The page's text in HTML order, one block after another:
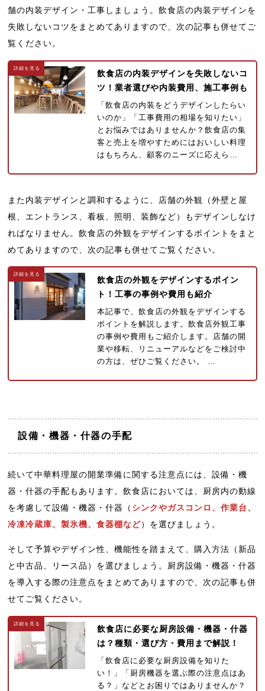
舗の内装デザイン・工事しましょう。飲食店の内装デザインを
失敗しないコツをまとめてありますので、次の記事も併せてご
覧ください。
飲食店の内装デザインを失敗しないコ
ツ！業者選びや内装費用、施工事例も
「飲食店の内装をどうデザインしたらい
いのか」「工事費用の相場を知りたい」
とお悩みではありませんか？飲食店の集
客と売上を増やすためにはおいしい料理
はもちろん、顧客のニーズに応えら…
また内装デザインと調和するように、店舗の外観（外壁と屋
根、エントランス、看板、照明、装飾など）もデザインしなけ
ればなりません。飲食店の外観をデザインするポイントをまと
めてありますので、次の記事も併せてご覧ください。
飲食店の外観をデザインするポイン
ト！工事の事例や費用も紹介
本記事で、飲食店の外観をデザインする
ポイントを解説します。飲食店外観工事
の事例や費用もご紹介します。店舗の開
業や移転、リニューアルなどをご検討中
の方は、ぜひご覧ください。 …
設備・機器・什器の手配
続いて中華料理屋の開業準備に関する注意点には、設備・機
器・什器の手配もあります。飲食店においては、厨房内の動線
を考慮して設備・機器・什器（ シンクやガスコンロ、作業台、
冷凍冷蔵庫、製氷機、食器棚など）を選びましょう。
そして予算やデザイン性、機能性を踏まえて、購入方法（新品
と中古品、リース品）を選びましょう。厨房設備・機器・什器
を導入する際の注意点をまとめてありますので、次の記事も併
せてご覧ください。
飲食店に必要な厨房設備・機器・什器
は？種類・選び方・費用まで解説！
「飲食店に必要な厨房設備を知りた
い！」「厨房機器を選ぶ際の注意点はあ
る？」などとお困りではありませんか？